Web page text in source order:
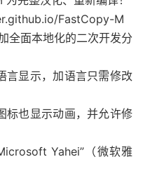
FastCopy-M
面本地化的二次开发分
言显示，加语言只需修改
标也显示动画，并允许修
Yahei”（微软雅